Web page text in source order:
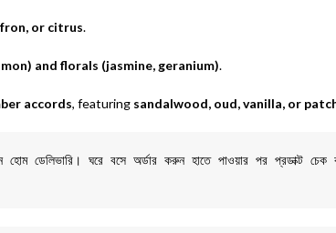
or citrus.
and florals (jasmine, geranium).
accords, featuring sandalwood, oud, vanilla, or
হোম ডেলিভারি। ঘরে বসে অর্ডার করুন হাতে পাওয়ার পর প্রডাক্ট